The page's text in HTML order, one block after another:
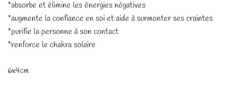
*absorbe et élimine les énergies négatives
*augmente la confiance en soi et aide à surmonter ses craintes
*purifie la personne à son contact
*renforce le chakra solaire
6x4cm